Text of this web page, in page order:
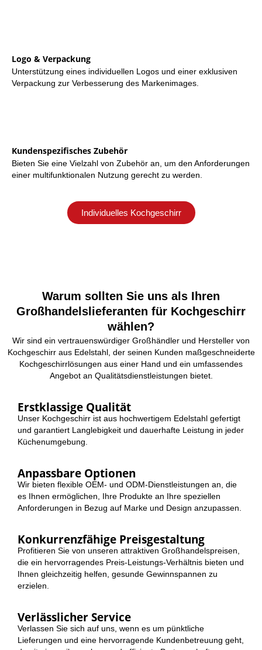
Logo & Verpackung
Unterstützung eines individuellen Logos und einer exklusiven
Verpackung zur Verbesserung des Markenimages.
Kundenspezifisches Zubehör
Bieten Sie eine Vielzahl von Zubehör an, um den Anforderungen
einer multifunktionalen Nutzung gerecht zu werden.
Individuelles Kochgeschirr
Warum sollten Sie uns als Ihren
Großhandelslieferanten für Kochgeschirr
wählen?
Wir sind ein vertrauenswürdiger Großhändler und Hersteller von
Kochgeschirr aus Edelstahl, der seinen Kunden maßgeschneiderte
Kochgeschirrlösungen aus einer Hand und ein umfassendes
Angebot an Qualitätsdienstleistungen bietet.
Erstklassige Qualität
Unser Kochgeschirr ist aus hochwertigem Edelstahl gefertigt
und garantiert Langlebigkeit und dauerhafte Leistung in jeder
Küchenumgebung.
Anpassbare Optionen
Wir bieten flexible OEM- und ODM-Dienstleistungen an, die
es Ihnen ermöglichen, Ihre Produkte an Ihre speziellen
Anforderungen in Bezug auf Marke und Design anzupassen.
Konkurrenzfähige Preisgestaltung
Profitieren Sie von unseren attraktiven Großhandelspreisen,
die ein hervorragendes Preis-Leistungs-Verhältnis bieten und
Ihnen gleichzeitig helfen, gesunde Gewinnspannen zu
erzielen.
Verlässlicher Service
Verlassen Sie sich auf uns, wenn es um pünktliche
Lieferungen und eine hervorragende Kundenbetreuung geht,